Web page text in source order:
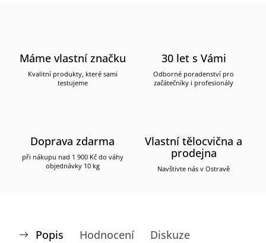
Máme vlastní značku
Kvalitní produkty, které sami
testujeme
30 let s Vámi
Odborné poradenství pro
začátečníky i profesionály
Doprava zdarma
při nákupu nad 1 900 Kč do váhy
objednávky 10 kg
Vlastní tělocvična a
prodejna
Navštivte nás v Ostravě
Popis Hodnocení Diskuze